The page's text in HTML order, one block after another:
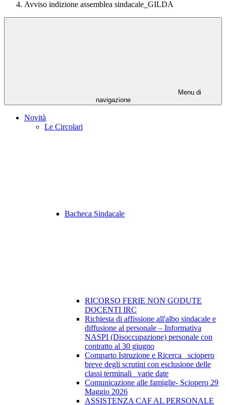
Avviso indizione assemblea sindacale_GILDA
Menu di
navigazione
Novità
Le Circolari
Bacheca Sindacale
RICORSO FERIE NON GODUTE
DOCENTI IRC
Richiesta di affissione all'albo sindacale e
diffusione al personale – Informativa
NASPI (Disoccupazione) personale con
contratto al 30 giugno
Comparto Istruzione e Ricerca_ sciopero
breve degli scrutini con esclusione delle
classi terminali_ varie date
Comunicazione alle famiglie- Sciopero 29
Maggio 2026
ASSISTENZA CAF AL PERSONALE